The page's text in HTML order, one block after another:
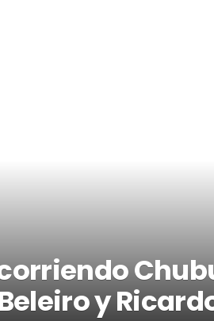
y